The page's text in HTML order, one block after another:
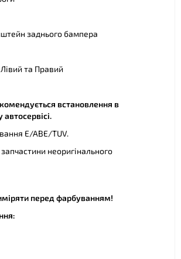
заднього бампера
Лівий та Правий
встановлення в
E/ABE/TUV.
неоригінального
перед фарбуванням!